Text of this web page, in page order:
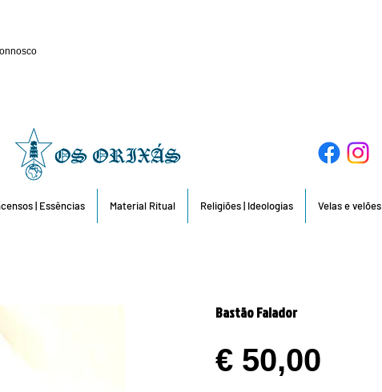
| Essências Material Ritual Religiões | Ideologias Velas e velões
Bastão Falador
€ 50,00